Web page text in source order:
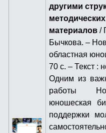
другими
материалов/
Бычкова. –
областная
70 с. – Текст :
Одним из
работы
юношеская
поддержки